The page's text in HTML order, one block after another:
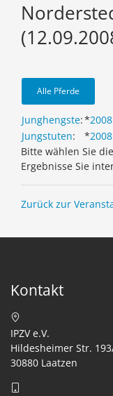
Alle Pferde
Junghengste:*2008
Jungstuten: *2008
Bitte wählen Sie
Ergebnisse Sie
Zurück zur
Kontakt
IPZV e.V.
Hildesheimer Str.
30880 Laatzen